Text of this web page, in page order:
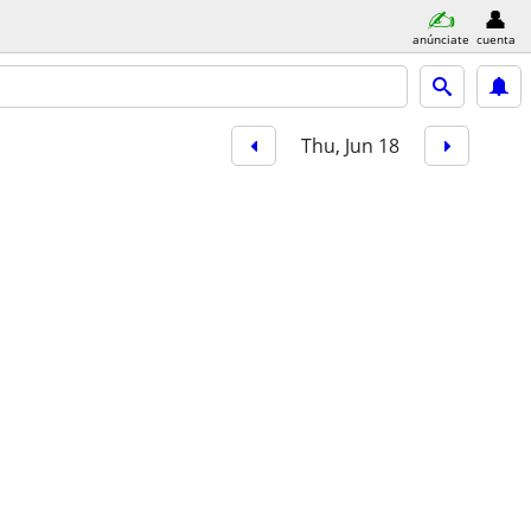
anúnciate cuenta
Thu, Jun 18